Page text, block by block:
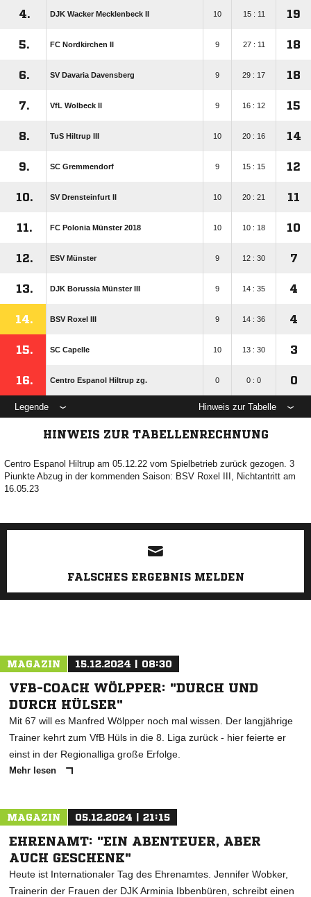
4. DJK Wacker Mecklenbeck II 10 15 : 11 19
5. FC Nordkirchen II 9 27 : 11 18
6. SV Davaria Davensberg 9 29 : 17 18
7. VfL Wolbeck II 9 16 : 12 15
8. TuS Hiltrup III 10 20 : 16 14
9. SC Gremmendorf 9 15 : 15 12
10. SV Drensteinfurt II 10 20 : 21 11
11. FC Polonia Münster 2018 10 10 : 18 10
12. ESV Münster 9 12 : 30 7
13. DJK Borussia Münster III 9 14 : 35 4
14. BSV Roxel III 9 14 : 36 4
15. SC Capelle 10 13 : 30 3
16. Centro Espanol Hiltrup zg. 0 0 : 0 0
Legende Hinweis zur Tabelle
HINWEIS ZUR TABELLENRECHNUNG
Centro Espanol Hiltrup am 05.12.22 vom Spielbetrieb zurück gezogen. 3
Piunkte Abzug in der kommenden Saison: BSV Roxel III, Nichtantritt am
16.05.23
ANZEIGE
FALSCHES ERGEBNIS MELDEN
MAGAZIN 15.12.2024 | 08:30
VFB-COACH WÖLPPER: "DURCH UND
DURCH HÜLSER"
Mit 67 will es Manfred Wölpper noch mal wissen. Der langjährige
Trainer kehrt zum VfB Hüls in die 8. Liga zurück - hier feierte er
einst in der Regionalliga große Erfolge.
Mehr lesen
MAGAZIN 05.12.2024 | 21:15
EHRENAMT: "EIN ABENTEUER, ABER
AUCH GESCHENK"
Heute ist Internationaler Tag des Ehrenamtes. Jennifer Wobker,
Trainerin der Frauen der DJK Arminia Ibbenbüren, schreibt einen